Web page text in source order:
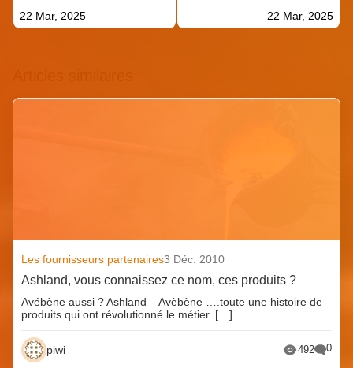
22 Mar, 2025
22 Mar, 2025
Les fournisseurs partenaires3 Déc. 2010
Ashland, vous connaissez ce nom, ces produits ?
Avébène aussi ? Ashland – Avèbène ….toute une histoire de
produits qui ont révolutionné le métier. […]
piwi 492 0